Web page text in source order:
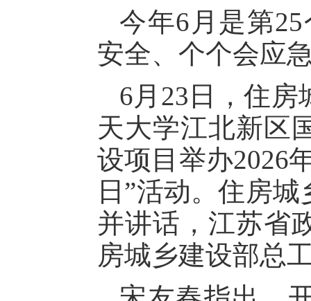
今年6月是第
安全、个个会应
6月23日，住
天大学江北新区
设项目举办2026
日”活动。住房
并讲话，江苏省
房城乡建设部总